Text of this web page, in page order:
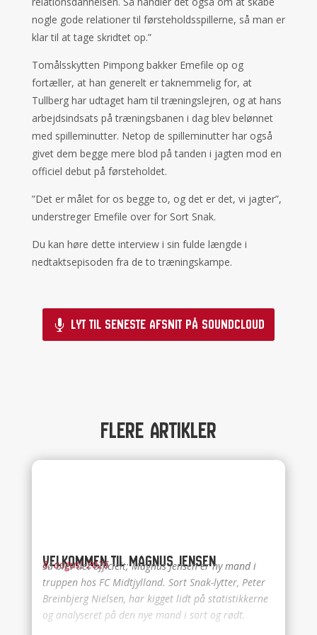
nogle gode relationer til førsteholdsspillerne, så man er
klar til at tage skridtet op.”
Tomålsskytten Pimpong bakker Emefile op og
fortæller, at han generelt er taknemmelig for, at
Tullberg har udtaget ham til træningslejren, og at hans
arbejdsindsats på træningsbanen i dag blev belønnet
med spilleminutter. Netop de spilleminutter har også
givet dem begge mere blod på tanden i jagten mod en
officiel debut på førsteholdet.
”Det er målet for os begge to, og det er det, vi jagter”,
understreger Emefile over for Sort Snak.
Du kan høre dette interview i sin fulde længde i
nedtaktsepisoden fra de to træningskampe.
Lyt til seneste afsnit på Soundcloud
Flere artikler
Velkommen til Magnus Jensen
8. august 2026
Så blev det officielt; Magnus Jensen er ny mand i
truppen hos FC Midtjylland. Sort Snak-lytter, Peter
Breinbjerg Nielsen, har kigget lidt på statistikkerne
og analyseret på den nye mand i sort og rødt.